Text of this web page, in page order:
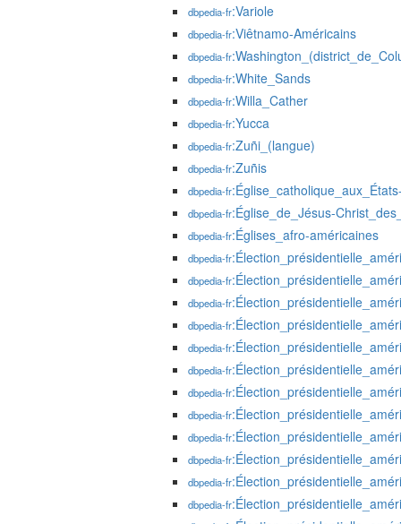
dbpedia-fr:Variole
dbpedia-fr:Viêtnamo-Américains
dbpedia-fr
dbpedia-fr:White_Sands
dbpedia-fr:Willa_Cather
dbpedia-fr:Yucca
dbpedia-fr:Zuñi_(langue)
dbpedia-fr:Zuñis
dbpedia-fr
dbpedia-fr:Église_de_Jésus-
dbpedia-fr:Églises_afro-américaines
dbpedia-fr
dbpedia-fr
dbpedia-fr
dbpedia-fr
dbpedia-fr
dbpedia-fr
dbpedia-fr
dbpedia-fr
dbpedia-fr
dbpedia-fr
dbpedia-fr
dbpedia-fr